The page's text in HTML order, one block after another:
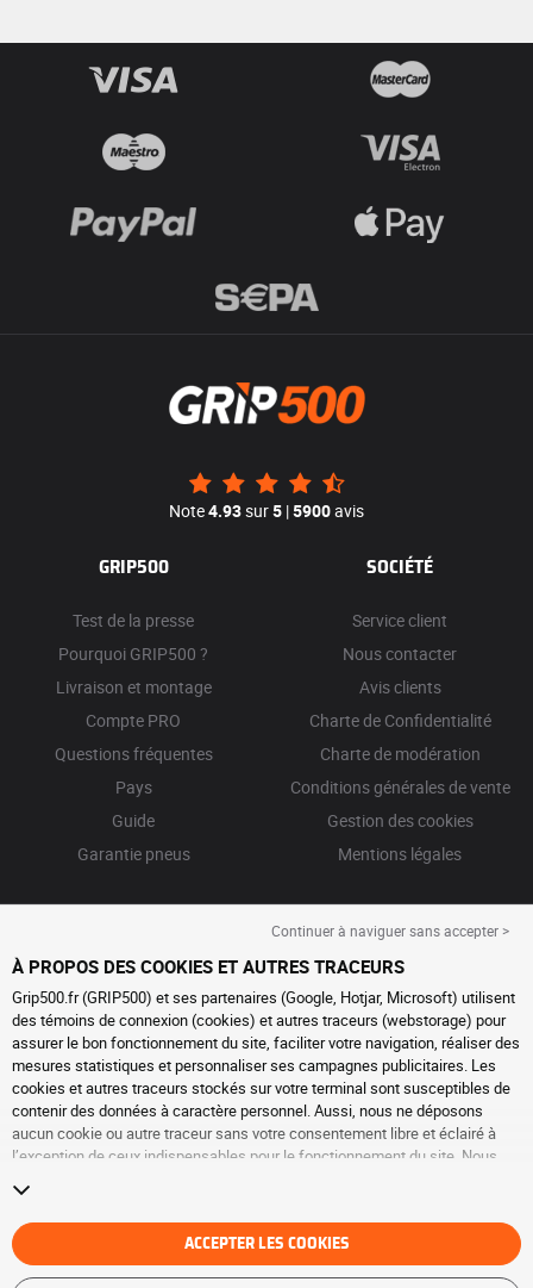
Note4.93sur5 |5900avis
GRIP500
Test de la presse
Pourquoi GRIP500 ?
Livraison et montage
Compte PRO
Questions fréquentes
Pays
Guide
Garantie pneus
SOCIÉTÉ
Service client
Nous contacter
Avis clients
Charte de Confidentialité
Charte de modération
Conditions générales de vente
Gestion des cookies
Mentions légales
Continuer à naviguer sans accepter >
À PROPOS DES COOKIES ET AUTRES TRACEURS
Grip500.fr (GRIP500) et ses partenaires (Google, Hotjar, Microsoft) utilisent
des témoins de connexion (cookies) et autres traceurs (webstorage) pour
assurer le bon fonctionnement du site, faciliter votre navigation, réaliser des
mesures statistiques et personnaliser ses campagnes publicitaires. Les
cookies et autres traceurs stockés sur votre terminal sont susceptibles de
contenir des données à caractère personnel. Aussi, nous ne déposons
aucun cookie ou autre traceur sans votre consentement libre et éclairé à
l’exception de ceux indispensables pour le fonctionnement du site. Nous
consentement à tout moment en vous rendant sur la
traceurs. Vous pouvez choisir de continuer à naviguer sans accepter le
dépôt de cookies ou autres traceurs. Le refus ne fait pas obstacle à l’accès
aux services GRIP500. Pour plus d’informations, nous vous invitons à
ACCEPTER LES COOKIES